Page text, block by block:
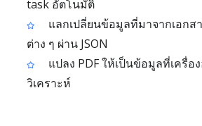
task อัตโนมัติ
แลกเปลี่ยนข้อมูลที่มาจากเอกส
ต่าง ๆ ผ่าน JSON
แปลง PDF ให้เป็นข้อมูลที่เครื่อ
วิเคราะห์